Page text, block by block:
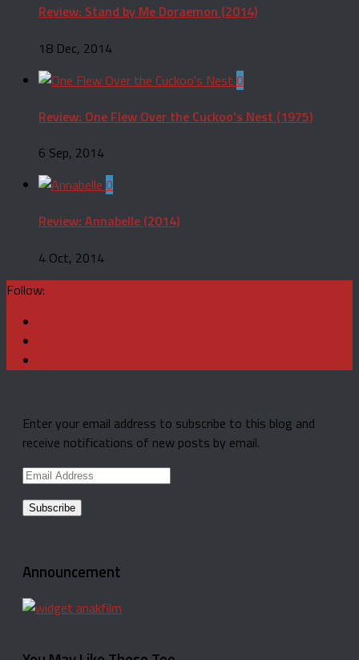
Review: Stand by Me Doraemon (2014)
18 Dec, 2014
0
Review: One Flew Over the Cuckoo’s Nest (1975)
6 Sep, 2014
0
Review: Annabelle (2014)
4 Oct, 2014
Follow:
Enter your email address to subscribe to this blog and
receive notifications of new posts by email.
Email
Announcement